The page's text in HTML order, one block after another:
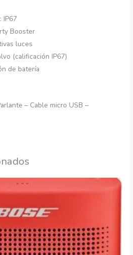
IP67
Booster
luces
(calificación IP67)
de batería
– Cable micro USB –